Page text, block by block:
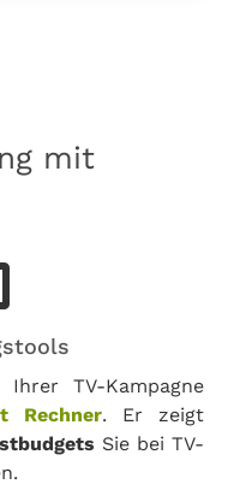
mit
TV-Kampagne
Rechner. Er zeigt
Sie bei TV-